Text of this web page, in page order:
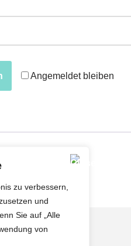
zu verbessern,
und
Sie auf „Alle
von
Angemeldet bleiben